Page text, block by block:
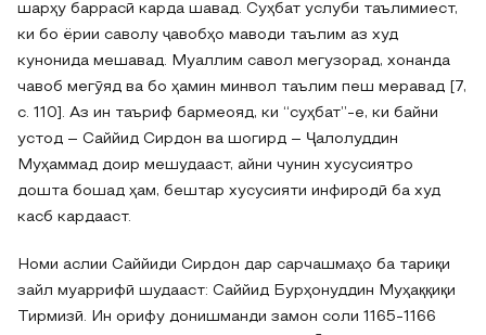
шарҳу баррасӣ карда шавад. Суҳбат услуби таълимиест,
ки бо ёрии саволу ҷавобҳо маводи таълим аз худ
кунонида мешавад. Муаллим савол мегузорад, хонанда
чавоб мегӯяд ва бо ҳамин минвол таълим пеш меравад [7,
c. 110]. Аз ин таъриф бармеояд, ки “суҳбат”‐е, ки байни
устод – Саййид Сирдон ва шогирд – Ҷалолуддин
Муҳаммад доир мешудааст, айни чунин хусусиятро
дошта бошад ҳам, бештар хусусияти инфиродӣ ба худ
касб кардааст.
Номи аслии Саййиди Сирдон дар сарчашмаҳо ба тариқи
зайл муаррифӣ шудааст: Саййид Бурҳонуддин Муҳаққиқи
Тирмизӣ. Ин орифу донишманди замон соли 1165‐1166